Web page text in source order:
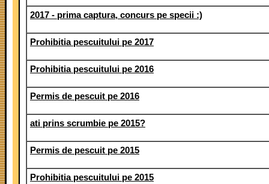
2017 - prima captura, concurs pe specii :)
Prohibitia pescuitului pe 2017
Prohibitia pescuitului pe 2016
Permis de pescuit pe 2016
ati prins scrumbie pe 2015?
Permis de pescuit pe 2015
Prohibitia pescuitului pe 2015